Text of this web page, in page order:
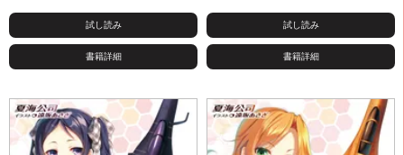
試し読み
書籍詳細
試し読み
書籍詳細